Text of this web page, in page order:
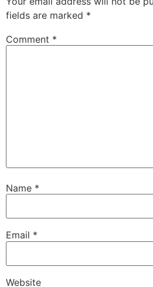
fields are marked *
Comment *
Name *
Email *
Website